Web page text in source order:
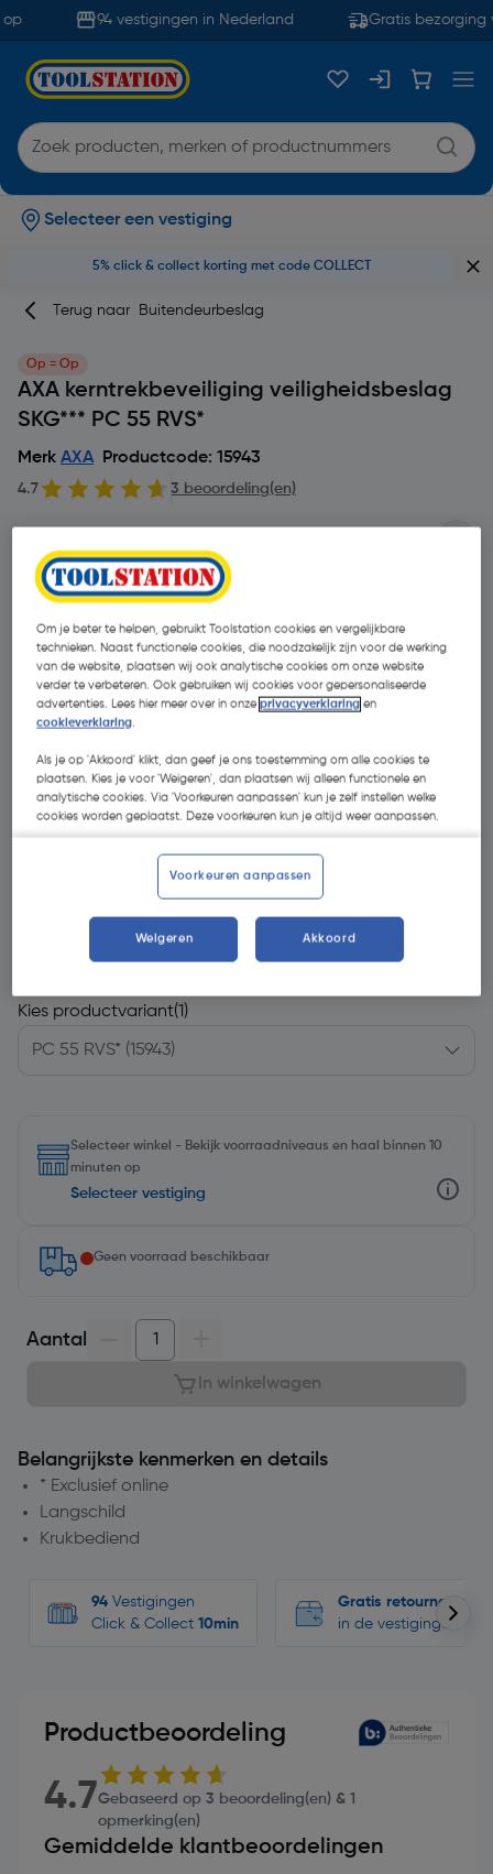
94 vestigingen in Nederland Gratis bezorging
Selecteer een vestiging
5% click & collect korting met code COLLECT
Terug naar Buitendeurbeslag
Op = Op
AXA kerntrekbeveiliging veiligheidsbeslag
SKG*** PC 55 RVS*
Merk AXA Productcode: 15943
4.7 3 beoordeling(en)
| Excl. btw € 15,21
Kies productvariant(1)
Selecteer winkel - Bekijk voorraadniveaus en haal binnen 10
minuten op
Selecteer vestiging
Geen voorraad beschikbaar
Aantal
In winkelwagen
Belangrijkste kenmerken en details
* Exclusief online
Langschild
Krukbediend
94 Vestigingen
Click & Collect 10min
Gratis retourneren
in de vestigingen
Productbeoordeling
4.7Gebaseerd op 3 beoordeling(en) & 1
opmerking(en)
Gemiddelde klantbeoordelingen
Om je beter te helpen, gebruikt Toolstation cookies en vergelijkbare
technieken. Naast functionele cookies, die noodzakelijk zijn voor de werking
van de website, plaatsen wij ook analytische cookies om onze website
verder te verbeteren. Ook gebruiken wij cookies voor gepersonaliseerde
advertenties. Lees hier meer over in onzeprivacyverklaring en
cookieverklaring.
Als je op 'Akkoord' klikt, dan geef je ons toestemming om alle cookies te
plaatsen. Kies je voor 'Weigeren', dan plaatsen wij alleen functionele en
analytische cookies. Via 'Voorkeuren aanpassen' kun je zelf instellen welke
cookies worden geplaatst. Deze voorkeuren kun je altijd weer aanpassen.
Voorkeuren aanpassen
Weigeren Akkoord